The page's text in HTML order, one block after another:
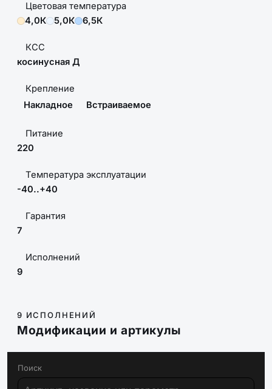
Цветовая температура
4,0К
5,0К 6,5К
КСС
косинусная Д
Крепление
Накладное
Встраиваемое
Питание
220
Температура эксплуатации
-40..+40
Гарантия
7
Исполнений
9
9 ИСПОЛНЕНИЙ
Модификации и артикулы
Поиск